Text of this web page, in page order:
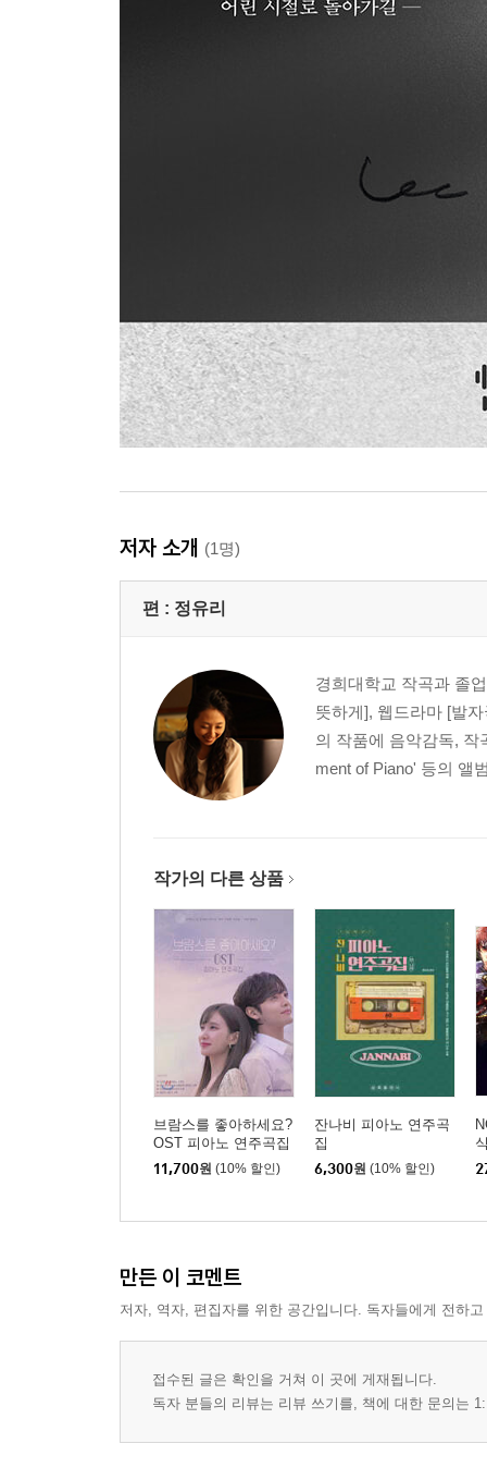
저자 소개 (1명)
편 : 정유리
경희대학교 작곡과 졸
뜻하게], 웹드라마 [발
의 작품에 음악감독, 작
ment of Piano' 등의 앨
작가의 다른 상품
브람스를 좋아하세요?
OST 피아노 연주곡집
11,700원 (10% 할인)
잔나비 피아노 연주곡
집
6,300원 (10% 할인)
만든 이 코멘트
저자, 역자, 편집자를 위한 공간입니다. 독자들에게 전하
접수된 글은 확인을 거쳐 이 곳에 게재됩니다.
독자 분들의 리뷰는 리뷰 쓰기를, 책에 대한 문의는